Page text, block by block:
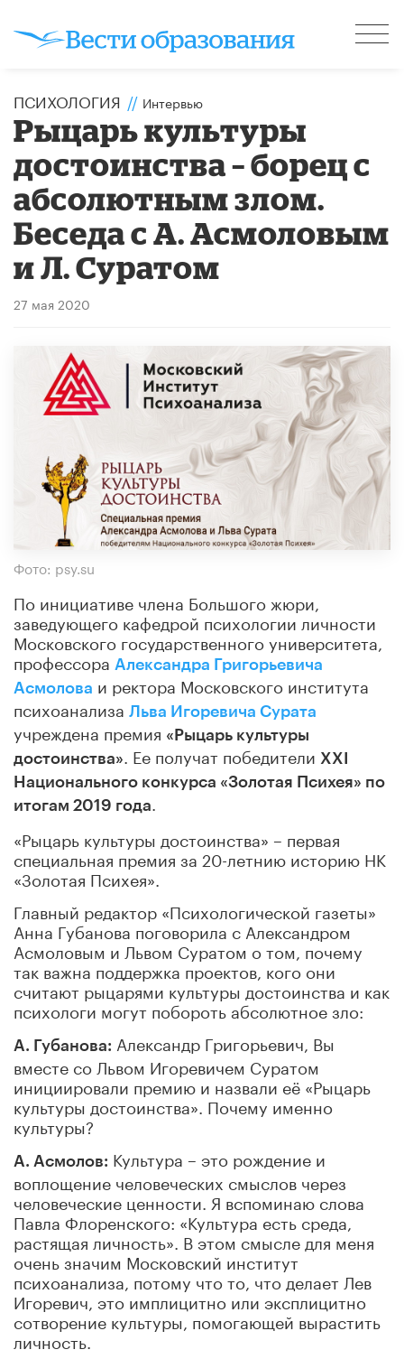
ПСИХОЛОГИЯ // Интервью
Рыцарь культуры
достоинства – борец с
абсолютным злом.
Беседа с А. Асмоловым
и Л. Суратом
27 мая 2020
Фото: psy.su
По инициативе члена Большого жюри,
заведующего кафедрой психологии личности
Московского государственного университета,
профессора Александра Григорьевича
Асмолова и ректора Московского института
психоанализа Льва Игоревича Сурата
учреждена премия «Рыцарь культуры
достоинства»
. Ее получат победители XXI
Национального конкурса «Золотая Психея» по
итогам 2019 года
«Рыцарь культуры достоинства» – первая
специальная премия за 20-летнию историю НК
«Золотая Психея».
Главный редактор «Психологической газеты»
Анна Губанова поговорила с Александром
Асмоловым и Львом Суратом о том, почему
так важна поддержка проектов, кого они
считают рыцарями культуры достоинства и как
психологи могут побороть абсолютное зло:
А. Губанова: Александр Григорьевич, Вы
вместе со Львом Игоревичем Суратом
инициировали премию и назвали её «Рыцарь
культуры достоинства». Почему именно
культуры?
А. Асмолов: Культура – это рождение и
воплощение человеческих смыслов через
человеческие ценности. Я вспоминаю слова
Павла Флоренского: «Культура есть среда,
растящая личность». В этом смысле для меня
очень значим Московский институт
психоанализа, потому что то, что делает Лев
Игоревич, это имплицитно или эксплицитно
сотворение культуры, помогающей вырастить
личность.